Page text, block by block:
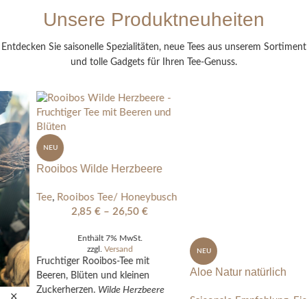
Unsere Produktneuheiten
Entdecken Sie saisonelle Spezialitäten, neue Tees aus unserem Sortiment
und tolle Gadgets für Ihren Tee-Genuss.
NEU
Rooibos Wilde Herzbeere
,
Rooibos Tee/ Honeybusch
–26,50 €
Enthält 7% MwSt.
Versand
Fruchtiger Rooibos-Tee mit
Beeren, Blüten und kleinen
Zuckerherzen.Wilde Herzbeere
Tee,
Enthält 7% MwSt.
zzgl.
Fruchtig-milder Früchtetee mit
feiner Aloe-Note.Aloe
Natur